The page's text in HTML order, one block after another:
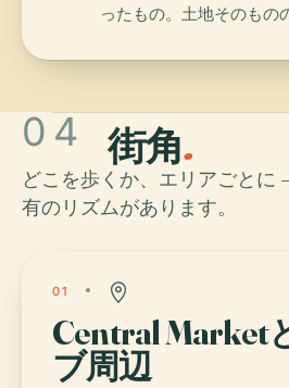
ったもの。土地そのもの
04 街角.
どこを歩くか、エリアごとに
有のリズムがあります。
01
Central Market
ブ周辺